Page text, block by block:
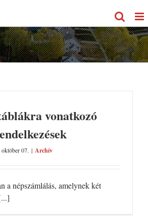
vonatkozó
07. | Archív
a népszámlálás, amelynek két